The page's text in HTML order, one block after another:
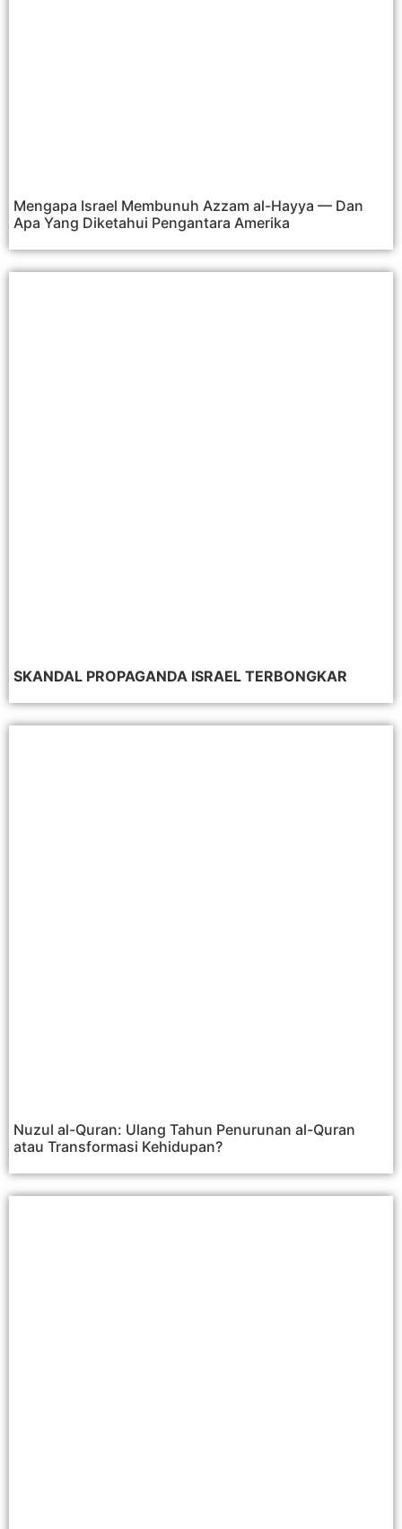
Mengapa Israel Membunuh Azzam al-Hayya — Dan
Apa Yang Diketahui Pengantara Amerika
SKANDAL PROPAGANDA ISRAEL TERBONGKAR
Nuzul al-Quran: Ulang Tahun Penurunan al-Quran
atau Transformasi Kehidupan?